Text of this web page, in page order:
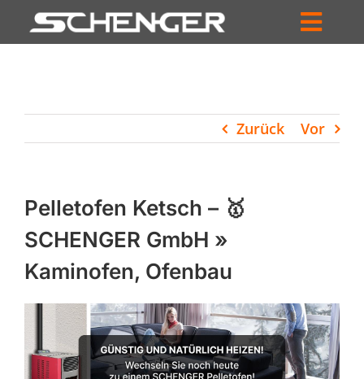
Inhalt
HÄNDLERSUCHE
UNTERNEHMEN
PROFIL
WARENKORB
PRODUCTS
SEARCH
Zurück Vor
Pelletofen Ketsch – 🥇
SCHENGER GmbH »
Kaminofen, Ofenbau